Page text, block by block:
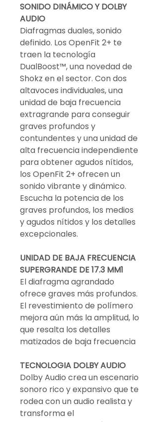
SONIDO DINÁMICO Y DOLBY
AUDIO
Diafragmas duales, sonido
definido. Los OpenFit 2+ te
traen la tecnología
DualBoost™, una novedad de
Shokz en el sector. Con dos
altavoces individuales, una
unidad de baja frecuencia
extragrande para conseguir
graves profundos y
contundentes y una unidad de
alta frecuencia independiente
para obtener agudos nítidos,
los OpenFit 2+ ofrecen un
sonido vibrante y dinámico.
Escucha la potencia de los
graves profundos, los medios
y agudos nítidos y los detalles
excepcionales.
UNIDAD DE BAJA FRECUENCIA
SUPERGRANDE DE 17.3 MM1
El diafragma agrandado
ofrece graves más profundos.
El revestimiento de polímero
mejora aún más la amplitud, lo
que resalta los detalles
matizados de baja frecuencia
TECNOLOGIA DOLBY AUDIO
Dolby Audio crea un escenario
sonoro rico y expansivo que te
rodea con un audio realista y
transforma el